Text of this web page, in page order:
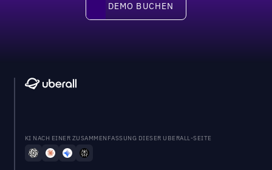
DEMO BUCHEN
DEMO BUCHEN
KI NACH EINER ZUSAMMENFASSUNG DIESER UBERALL-SEITE